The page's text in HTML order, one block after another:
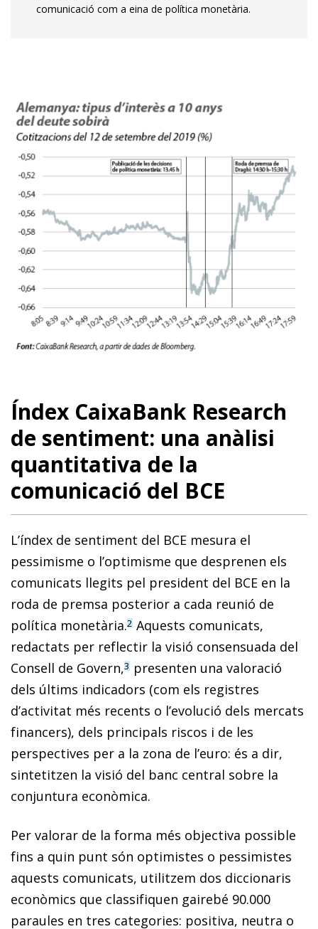
comunicació com a eina de política monetària.
Índex CaixaBank Research
de sentiment: una anàlisi
quantitativa de la
comunicació del BCE
L’índex de sentiment del BCE mesura el
pessimisme o l’optimisme que desprenen els
comunicats llegits pel president del BCE en la
roda de premsa posterior a cada reunió de
política monetària.2 Aquests comunicats,
redactats per reflectir la visió consensuada del
Consell de Go­­vern,3 presenten una valoració
dels últims indicadors (com els registres
d’activitat més recents o l’evolució dels mercats
financers), dels principals riscos i de les
perspectives per a la zona de l’euro: és a dir,
sintetitzen la visió del banc central sobre la
conjuntura econòmica.
Per valorar de la forma més objectiva possible
fins a quin punt són optimistes o pessimistes
aquests comunicats, utilitzem dos diccionaris
econòmics que classifiquen gairebé 90.000
paraules en tres categories: positiva, neutra o